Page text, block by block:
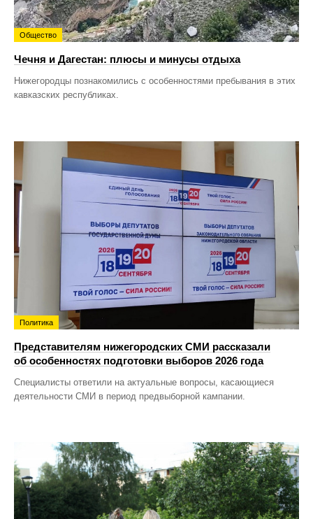
Общество
Чечня и Дагестан: плюсы и минусы отдыха
Нижегородцы познакомились с особенностями пребывания в этих
кавказских республиках.
Политика
Представителям нижегородских СМИ рассказали
об особенностях подготовки выборов 2026 года
Специалисты ответили на актуальные вопросы, касающиеся
деятельности СМИ в период предвыборной кампании.